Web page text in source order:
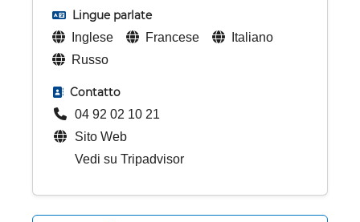
Lingue parlate
Inglese Francese
Italiano
Russo
Contatto
04 92 02 10 21
Sito Web
Vedi su Tripadvisor